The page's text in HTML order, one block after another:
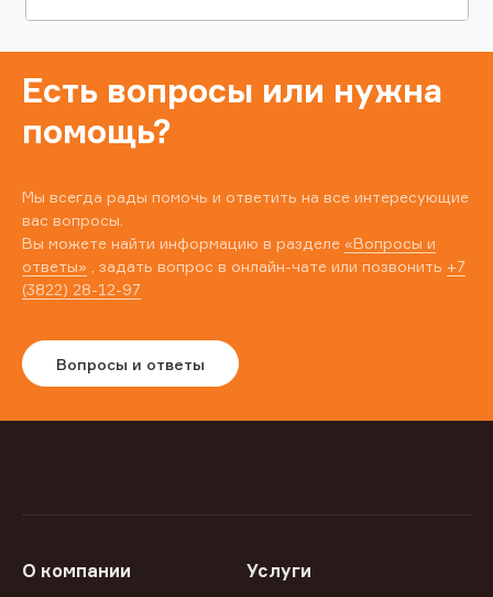
Есть вопросы или нужна
помощь?
Мы всегда рады помочь и ответить на все интересующие
вас вопросы.
Вы можете найти информацию в разделе «Вопросы и
ответы» , задать вопрос в онлайн-чате или позвонить +7
(3822) 28-12-97
Вопросы и ответы
О компании Услуги